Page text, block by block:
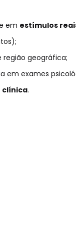
em estímulos
geográfica;
em exames
clínica.